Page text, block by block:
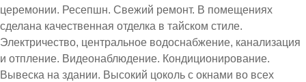
церемонии. Ресепшн. Свежий ремонт. В помещениях
сделана качественная отделка в тайском стиле.
Электричество, центральное водоснабжение, канализация
и отпление. Видеонаблюдение. Кондиционирование.
Вывеска на здании. Высокий цоколь с окнами во всех